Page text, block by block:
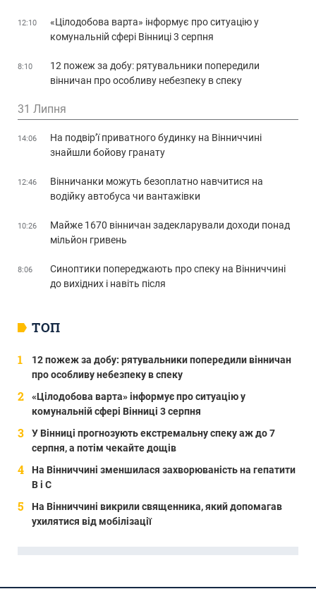
ТОП
12 пожеж за добу: рятувальники попередили вінничан
про особливу небезпеку в спеку
«Цілодобова варта» інформує про ситуацію у
комунальній сфері Вінниці 3 серпня
У Вінниці прогнозують екстремальну спеку аж до 7
серпня, а потім чекайте дощів
На Вінниччині зменшилася захворюваність на гепатити
В і С
На Вінниччині викрили священника, який допомагав
ухилятися від мобілізації
12:10
«Цілодобова варта» інформує про ситуацію у
комунальній сфері Вінниці 3 серпня
8:10
12 пожеж за добу: рятувальники попередили
вінничан про особливу небезпеку в спеку
31 Липня
14:06
На подвір’ї приватного будинку на Вінниччині
знайшли бойову гранату
12:46
Вінничанки можуть безоплатно навчитися на
водійку автобуса чи вантажівки
10:26
Майже 1670 вінничан задекларували доходи понад
мільйон гривень
8:06
Синоптики попереджають про спеку на Вінниччині
до вихідних і навіть після